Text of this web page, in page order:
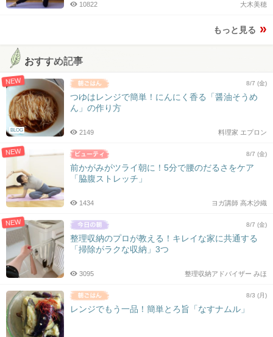
大木美穂
10822
もっと見る
おすすめ記事
NEW
BLOG
8/7 (金)
つゆはレンジで簡単！にんにく香る「醤油そうめ
ん」の作り方
料理家 エプロン
2149
NEW 8/7 (金)
前かがみがツライ朝に！5分で腰のだるさをケア
「脇腹ストレッチ」
ヨガ講師 高木沙織
1434
NEW 8/7 (金)
整理収納のプロが教える！キレイな家に共通する
「掃除がラクな収納」3つ
整理収納アドバイザー みほ
3095
8/3 (月)
レンジでもう一品！簡単とろ旨「なすナムル」